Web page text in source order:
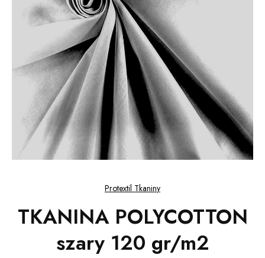
Protextil Tkaniny
TKANINA POLYCOTTON
szary 120 gr/m2